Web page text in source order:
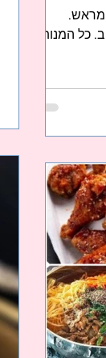
מראש.
כל המנות